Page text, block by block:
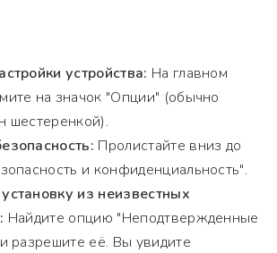
устройства: На главном
на значок "Опции" (обычно
шестеренкой).
Пролистайте вниз до
и конфиденциальность".
из неизвестных
Найдите опцию "Неподтвержденные
разрешите её. Вы увидите